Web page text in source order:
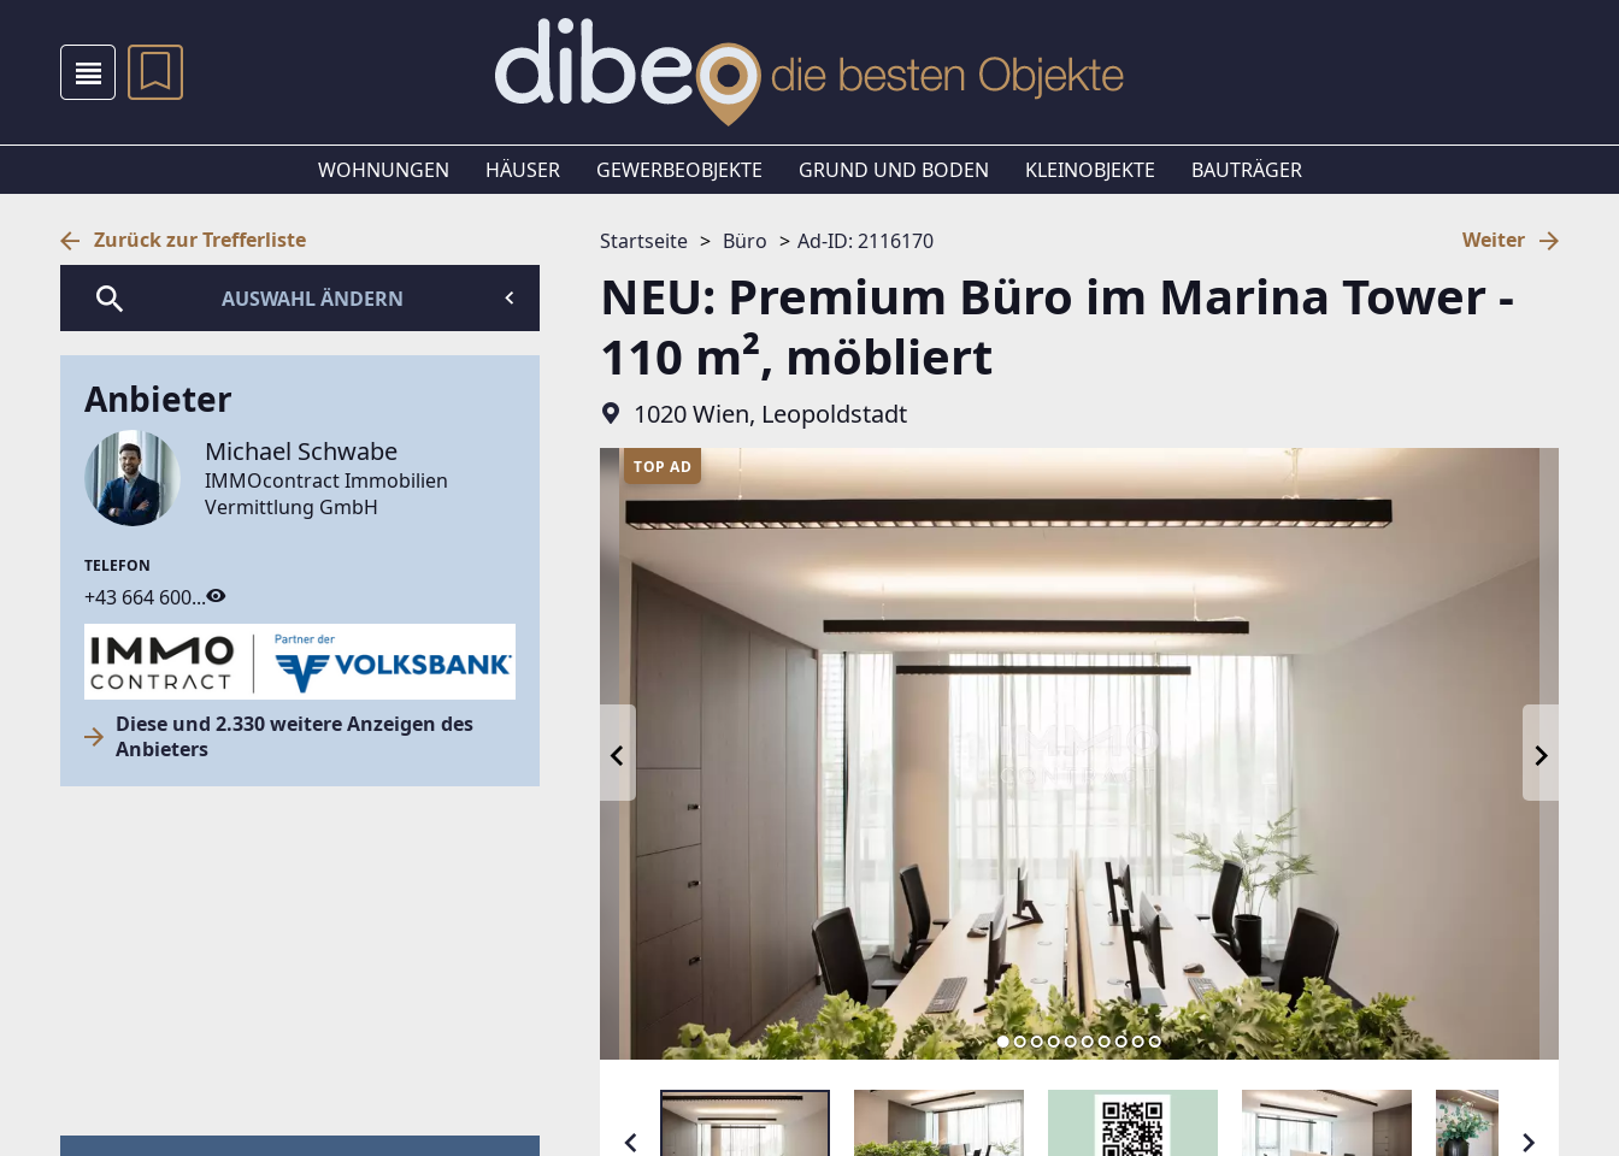
WOHNUNGEN HÄUSER GEWERBEOBJEKTE GRUND UND BODEN KLEINOBJEKTE BAUTRÄGER
Startseite Büro Ad-ID: 2116170 Weiter
NEU: Premium Büro im Marina Tower -
110 m², möbliert
1020 Wien, Leopoldstadt
TOP AD
Zurück zur Trefferliste
AUSWAHL ÄNDERN
Anbieter
Michael Schwabe
IMMOcontract Immobilien
Vermittlung GmbH
TELEFON
+43 664 600...
Diese und 2.330 weitere Anzeigen des
Anbieters